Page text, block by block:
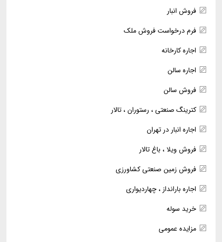
فروش انبار
فرم درخواست فروش ملک
اجاره کارخانه
اجاره سالن
فروش سالن
کترینگ صنعتی ، رستوران ، تالار
اجاره انبار در تهران
فروش ویلا ، باغ تالار
فروش زمین صنعتی کشاورزی
اجاره بارانداز ، چهاردیواری
خرید سوله
مزایده عمومی